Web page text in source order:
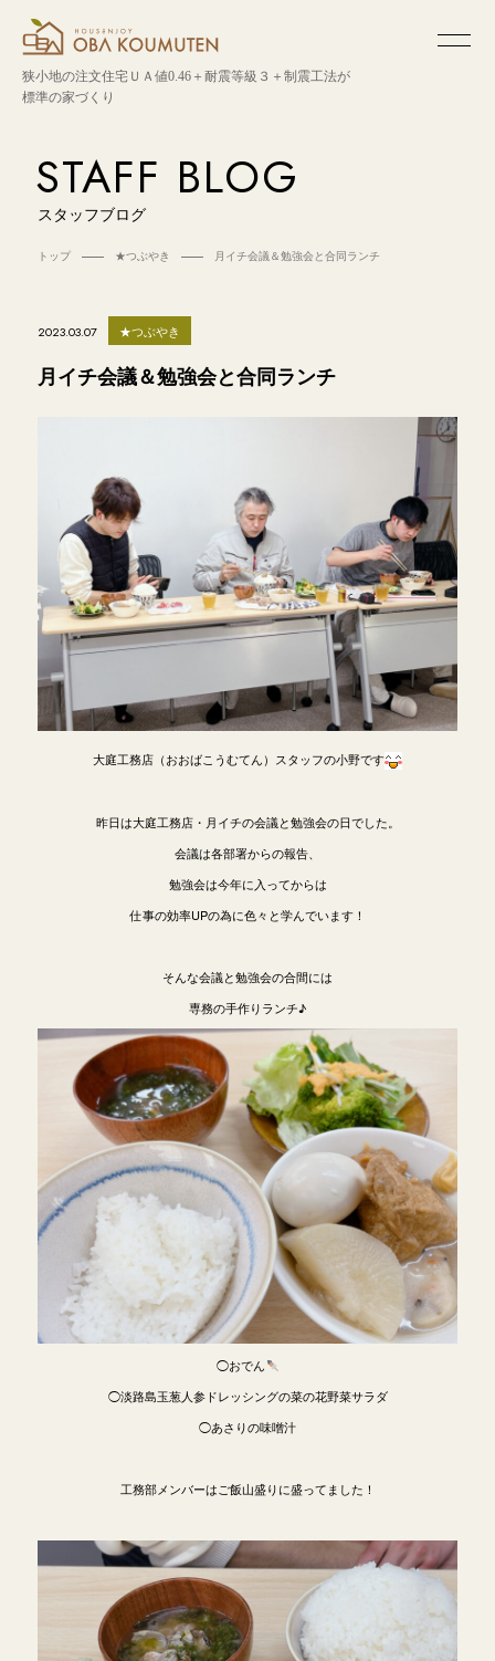
狭小地の注文住宅ＵＡ値0.46＋耐震等級３＋制震工法が
標準の家づくり
STAFF BLOG
スタッフブログ
トップ ★つぶやき 月イチ会議＆勉強会と合同ランチ
2023.03.07 ★つぶやき
月イチ会議＆勉強会と合同ランチ
大庭工務店（おおばこうむてん）スタッフの小野です
昨日は大庭工務店・月イチの会議と勉強会の日でした。
会議は各部署からの報告、
勉強会は今年に入ってからは
仕事の効率UPの為に色々と学んでいます！
そんな会議と勉強会の合間には
専務の手作りランチ♪
◯おでん
◯淡路島玉葱人参ドレッシングの菜の花野菜サラダ
◯あさりの味噌汁
工務部メンバーはご飯山盛りに盛ってました！